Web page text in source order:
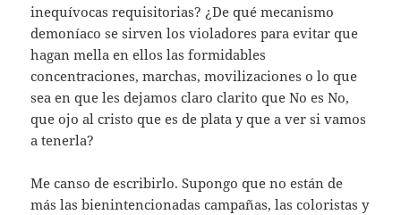
inequívocas requisitorias? ¿De qué mecanismo
demoníaco se sirven los violadores para evitar que
hagan mella en ellos las formidables
concentraciones, marchas, movilizaciones o lo que
sea en que les dejamos claro clarito que No es No,
que ojo al cristo que es de plata y que a ver si vamos
a tenerla?
Me canso de escribirlo. Supongo que no están de
más las bienintencionadas campañas, las coloristas y